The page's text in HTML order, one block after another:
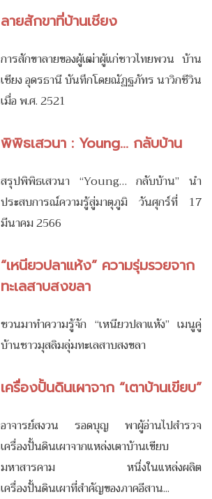
ลายสักขาที่บ้านเชียง
การสักขาลายของผู้เฒ่าผู้แก่ชาวไทยพวน บ้าน
เชียง อุดรธานี บันทึกโดยณัฏฐภัทร นาวิกชีวิน
เมื่อ พ.ศ. 2521
พิพิธเสวนา : Young... กลับบ้าน
สรุปพิพิธเสวนา “Young… กลับบ้าน” นำ
ประสบการณ์ความรู้สู่มาตุภูมิ วันศุกร์ที่ 17
มีนาคม 2566
“เหนียวปลาแห้ง” ความรุ่มรวยจาก
ทะเลสาบสงขลา
ชวนมาทำความรู้จัก “เหนียวปลาแห้ง” เมนูคู่
บ้านชาวมุสลิมลุ่มทะเลสาบสงขลา
เครื่องปั้นดินเผาจาก “เตาบ้านเขียบ”
อาจารย์สงวน รอดบุญ พาผู้อ่านไปสำรวจ
เครื่องปั้นดินเผาจากแหล่งเตาบ้านเขียบ
มหาสารคาม หนึ่งในแหล่งผลิต
เครื่องปั้นดินเผาที่สำคัญของภาคอีสาน...